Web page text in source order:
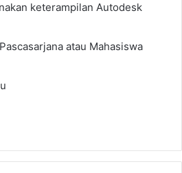
keterampilan Autodesk
atau Mahasiswa